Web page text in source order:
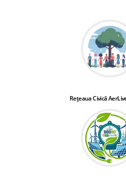
Rețeaua Civică